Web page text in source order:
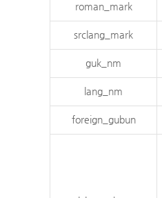
roman_mark
srclang_mark
guk_nm
lang_nm
foreign_gubun